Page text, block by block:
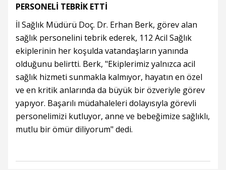
PERSONELİ TEBRİK ETTİ
İl Sağlık Müdürü Doç. Dr. Erhan Berk, görev alan
sağlık personelini tebrik ederek, 112 Acil Sağlık
ekiplerinin her koşulda vatandaşların yanında
olduğunu belirtti. Berk, "Ekiplerimiz yalnızca acil
sağlık hizmeti sunmakla kalmıyor, hayatın en özel
ve en kritik anlarında da büyük bir özveriyle görev
yapıyor. Başarılı müdahaleleri dolayısıyla görevli
personelimizi kutluyor, anne ve bebeğimize sağlıklı,
mutlu bir ömür diliyorum" dedi.